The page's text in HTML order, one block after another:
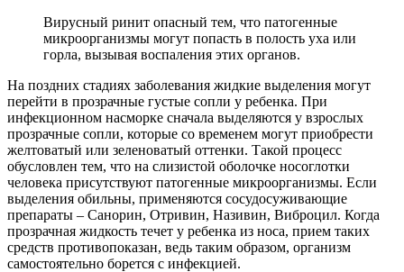
Вирусный ринит опасный тем, что патогенные
микроорганизмы могут попасть в полость уха или
горла, вызывая воспаления этих органов.
На поздних стадиях заболевания жидкие выделения могут
перейти в прозрачные густые сопли у ребенка. При
инфекционном насморке сначала выделяются у взрослых
прозрачные сопли, которые со временем могут приобрести
желтоватый или зеленоватый оттенки. Такой процесс
обусловлен тем, что на слизистой оболочке носоглотки
человека присутствуют патогенные микроорганизмы. Если
выделения обильны, применяются сосудосуживающие
препараты – Санорин, Отривин, Називин, Виброцил. Когда
прозрачная жидкость течет у ребенка из носа, прием таких
средств противопоказан, ведь таким образом, организм
самостоятельно борется с инфекцией.